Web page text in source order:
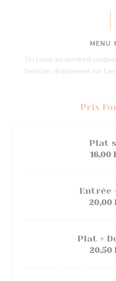
MENU
Du Lundi au vendredi
formules directement sur
Prix
Plat
16,00
Entrée
20,00
Plat +
20,50